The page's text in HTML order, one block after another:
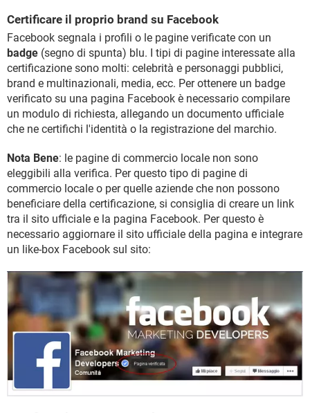
Certificare il proprio brand su Facebook
Facebook segnala i profili o le pagine verificate con un
badge (segno di spunta) blu. I tipi di pagine interessate alla
certificazione sono molti: celebrità e personaggi pubblici,
brand e multinazionali, media, ecc. Per ottenere un badge
verificato su una pagina Facebook è necessario compilare
un modulo di richiesta, allegando un documento ufficiale
che ne certifichi l'identità o la registrazione del marchio.
Nota Bene: le pagine di commercio locale non sono
eleggibili alla verifica. Per questo tipo di pagine di
commercio locale o per quelle aziende che non possono
beneficiare della certificazione, si consiglia di creare un link
tra il sito ufficiale e la pagina Facebook. Per questo è
necessario aggiornare il sito ufficiale della pagina e integrare
un like-box Facebook sul sito: